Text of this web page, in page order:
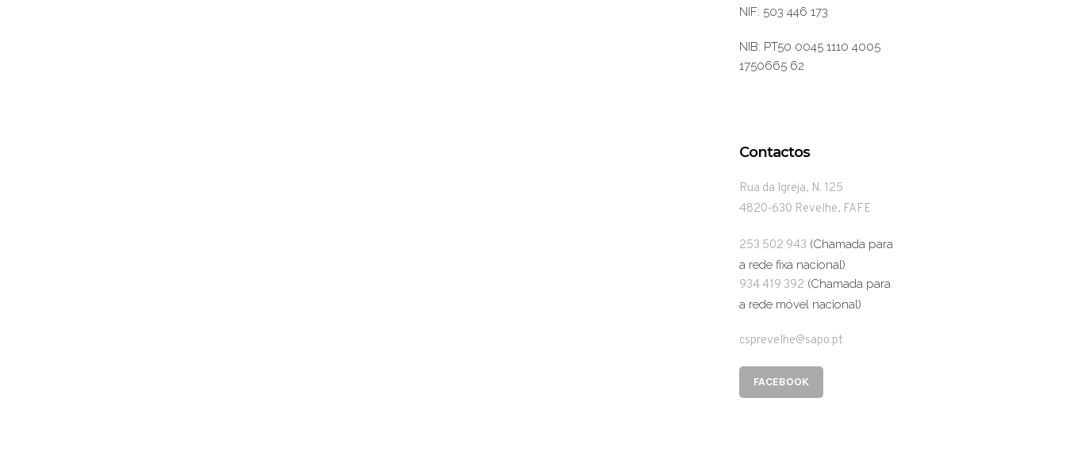
NIF: 503 446 173
NIB: PT50 0045 1110 4005
1750665 62
Contactos
Rua da Igreja, N. 125
4820-630 Revelhe, FAFE
253 502 943 (Chamada para
a rede fixa nacional)
934 419 392 (Chamada para
a rede móvel nacional)
csprevelhe@sapo.pt
FACEBOOK